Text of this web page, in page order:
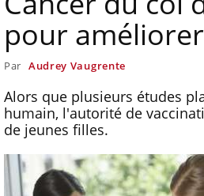
pour
Par Audrey Vaugrente
Alors que plusieurs études
humain, l'autorité de
de jeunes filles.